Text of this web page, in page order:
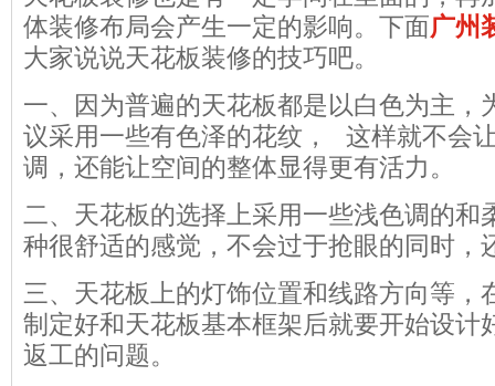
体装修布局会产生一定的影响。下面广州
大家说说天花板装修的技巧吧。
一、因为普遍的天花板都是以白色为主，
议采用一些有色泽的花纹， 这样就不会
调，还能让空间的整体显得更有活力。
二、天花板的选择上采用一些浅色调的和
种很舒适的感觉，不会过于抢眼的同时，
三、天花板上的灯饰位置和线路方向等，
制定好和天花板基本框架后就要开始设计
返工的问题。